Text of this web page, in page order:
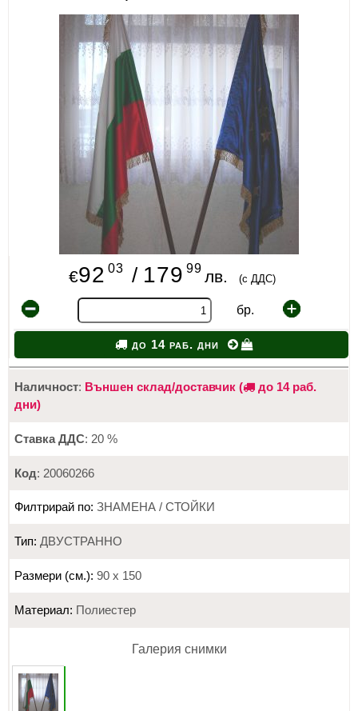
ИЗКУСТВА
МЕБЕЛИ И ОБОРУДВАНЕ
КАНЦЕЛАРСКИ МАТЕРИАЛИ
КНИГИ И УЧЕБНИЦИ
НОВИ
ПРОМОЦИИ
S.T.E.M.
ИНСТРУМЕНТИ
€92 03 / 179 99 лв. (с ДДС)
бр.
до 14 раб. дни
Наличност: Външен склад/доставчик (
до 14 раб.
дни)
Ставка ДДС: 20 %
Код: 20060266
Филтрирай по: ЗНАМЕНА / СТОЙКИ
Тип: ДВУСТРАННО
Размери (см.): 90 х 150
Материал: Полиестер
Галерия снимки